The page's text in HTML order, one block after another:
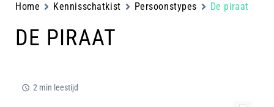
Home Kennisschatkist Persoonstypes De piraat
DE PIRAAT
2 min leestijd